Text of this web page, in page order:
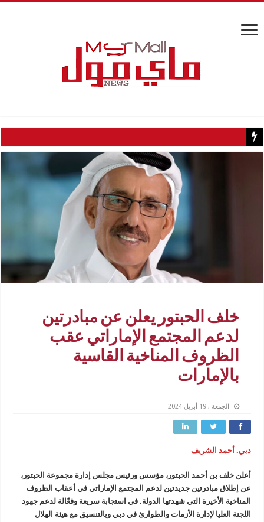
كيف تسبب سائح كويتي في إغلاق منزل عبدالحليم حافظ ومنع
خلف الحبتور يعلن عن مبادرتين
لدعم المجتمع الإماراتي عقب
الظروف المناخية القاسية
بالإمارات
الجمعة , 19 أبريل 2024
دبي. أحمد الشريف
أعلن خلف بن أحمد الحبتور، مؤسس ورئيس مجلس إدارة مجموعة الحبتور،
عن إطلاق مبادرتين جديدتين لدعم المجتمع الإماراتي في أعقاب الظروف
المناخية الأخيرة التي شهدتها الدولة. في استجابة سريعة وفعّالة لدعم جهود
اللجنة العليا لإدارة الأزمات والطوارئ في دبي وبالتنسيق مع هيئة الهلال